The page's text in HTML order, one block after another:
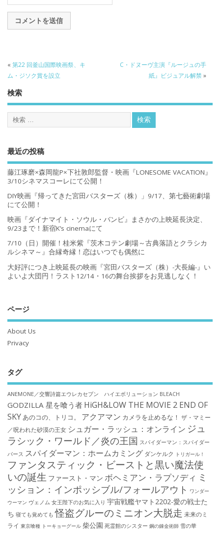
« 第22 回釜山国際映画祭、キ
ム・ジソク賞を設立
C・ドヌーヴ主演『ルージュの手
紙』ビジュアル解禁»
検索
最近の投稿
藤江琢磨×森岡龍P×下社敦郎監督・映画『LONESOME VACATION』
3/10シネマスコーレにて公開！
DIY映画『帰ってきた宮田バスターズ（株）」9/17、第七藝術劇場
にて公開！
映画『ダイナマイト・ソウル・バンビ』まさかの上映延長決定、
9/23まで！新宿K’s cinemaにて
7/10（日）開催！桂米紫『茨木コテン劇場～古典落語とクラシカ
ルシネマ～』合縁奇縁！恋はいつでも偶然に
大好評につき上映延長の映画『宮田バスターズ（株）-大長編-』い
よいよ大団円！ラスト12/14・16の舞台挨拶をお見逃しなく！
ページ
About Us
Privacy
タグ
ANEMONE／交響詩篇エウレカセブン ハイエボリューション BLEACH
GODZILLA 星を喰う者 HiGH&LOW THE MOVIE 2 END OF
SKYあのコの、トリコ。 アクアマン カメラを止めるな！ ザ・マミー
／呪われた砂漠の王女 シュガー・ラッシュ：オンライン ジュ
ラシック・ワールド／炎の王国 スパイダーマン：スパイダー
バース スパイダーマン：ホームカミング ダンケルク トリガール！
ファンタスティック・ビーストと黒い魔法使
いの誕生 ファースト・マン ボヘミアン・ラプソディ ミ
ッション：インポッシブル/フォールアウト ワンダー
ウーマン ヴェノム 女王陛下のお気に入り 宇宙戦艦ヤマト2202-愛の戦士た
ち 寝ても覚めても 怪盗グルーのミニオン大脱走 未来のミ
ライ 東京喰種 トーキョーグール 柴公園 死霊館のシスター 鋼の錬金術師 雪の華